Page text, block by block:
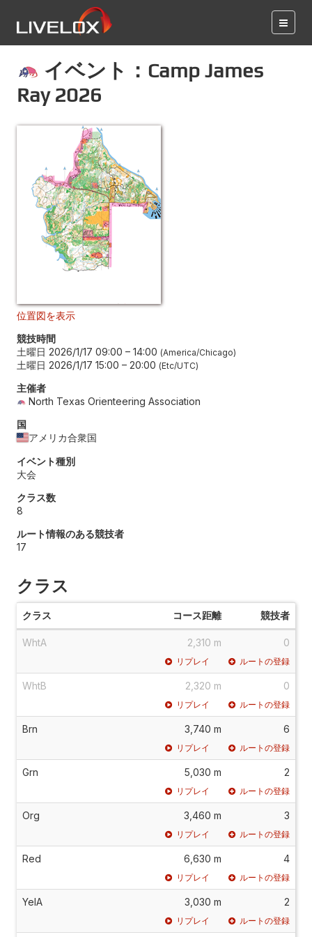
イベント：Camp James
Ray 2026
位置図を表示
競技時間
土曜日 2026/1/17 09:00 – 14:00 America/Chicago
土曜日 2026/1/17 15:00 – 20:00 Etc/UTC
主催者
North Texas Orienteering Association
国
アメリカ合衆国
イベント種別
大会
クラス数
8
ルート情報のある競技者
17
クラス
クラス コース距離 競技者
WhtA 2,310 m 0
リプレイ ルートの登録
WhtB 2,320 m 0
リプレイ ルートの登録
Brn 3,740 m 6
リプレイ ルートの登録
Grn 5,030 m 2
リプレイ ルートの登録
Org 3,460 m 3
リプレイ ルートの登録
Red 6,630 m 4
リプレイ ルートの登録
YelA 3,030 m 2
リプレイ ルートの登録